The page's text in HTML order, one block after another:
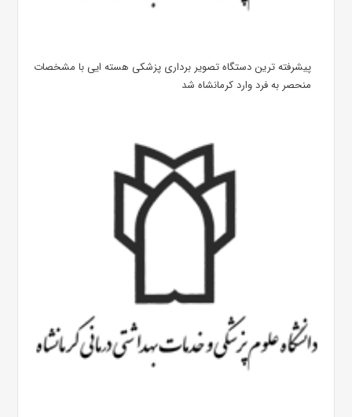
پیشرفته ترین دستگاه تصویر برداری پزشکی هسته ایی با مشخصات
منحصر به فرد وارد کرمانشاه شد